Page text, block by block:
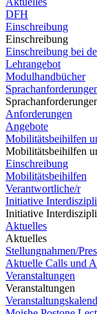
DFH
Einschreibung
Einschreibung
Einschreibung bei
Lehrangebot
Modulhandbücher
Anforderungen
Angebote
Mobilitätsbeihilfen
Mobilitätsbeihilfen
Einschreibung
Mobilitätsbeihilfen
Verantwortliche/r
Initiative
Initiative
Aktuelles
Aktuelles
Stellungnahmen/
Aktuelle Calls und
Veranstaltungen
Veranstaltungen